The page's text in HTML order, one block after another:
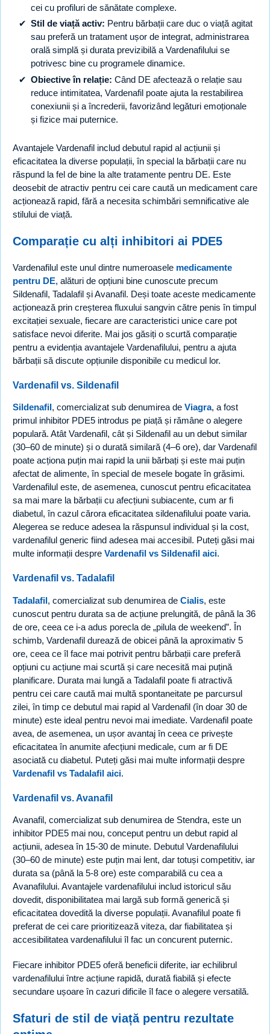
cei cu profiluri de sănătate complexe.
Stil de viață activ: Pentru bărbații care duc o viață agitat
sau preferă un tratament ușor de integrat, administrarea
orală simplă și durata previzibilă a Vardenafilului se
potrivesc bine cu programele dinamice.
Obiective în relație: Când DE afectează o relație sau
reduce intimitatea, Vardenafil poate ajuta la restabilirea
conexiunii și a încrederii, favorizând legături emoționale
și fizice mai puternice.
Avantajele Vardenafil includ debutul rapid al acțiunii și
eficacitatea la diverse populații, în special la bărbații care nu
răspund la fel de bine la alte tratamente pentru DE. Este
deosebit de atractiv pentru cei care caută un medicament care
acționează rapid, fără a necesita schimbări semnificative ale
stilului de viață.
Comparație cu alți inhibitori ai PDE5
Vardenafilul este unul dintre numeroasele medicamente
pentru DE, alături de opțiuni bine cunoscute precum
Sildenafil, Tadalafil și Avanafil. Deși toate aceste medicamente
acționează prin creșterea fluxului sangvin către penis în timpul
excitației sexuale, fiecare are caracteristici unice care pot
satisface nevoi diferite. Mai jos găsiți o scurtă comparație
pentru a evidenția avantajele Vardenafilului, pentru a ajuta
bărbații să discute opțiunile disponibile cu medicul lor.
Vardenafil vs. Sildenafil
Sildenafil, comercializat sub denumirea de Viagra, a fost
primul inhibitor PDE5 introdus pe piață și rămâne o alegere
populară. Atât Vardenafil, cât și Sildenafil au un debut similar
(30–60 de minute) și o durată similară (4–6 ore), dar Vardenafil
poate acționa puțin mai rapid la unii bărbați și este mai puțin
afectat de alimente, în special de mesele bogate în grăsimi.
Vardenafilul este, de asemenea, cunoscut pentru eficacitatea
sa mai mare la bărbații cu afecțiuni subiacente, cum ar fi
diabetul, în cazul cărora eficacitatea sildenafilului poate varia.
Alegerea se reduce adesea la răspunsul individual și la cost,
vardenafilul generic fiind adesea mai accesibil. Puteți găsi mai
multe informații despre Vardenafil vs Sildenafil aici.
Vardenafil vs. Tadalafil
Tadalafil, comercializat sub denumirea de Cialis, este
cunoscut pentru durata sa de acțiune prelungită, de până la 36
de ore, ceea ce i-a adus porecla de „pilula de weekend”. În
schimb, Vardenafil durează de obicei până la aproximativ 5
ore, ceea ce îl face mai potrivit pentru bărbații care preferă
opțiuni cu acțiune mai scurtă și care necesită mai puțină
planificare. Durata mai lungă a Tadalafil poate fi atractivă
pentru cei care caută mai multă spontaneitate pe parcursul
zilei, în timp ce debutul mai rapid al Vardenafil (în doar 30 de
minute) este ideal pentru nevoi mai imediate. Vardenafil poate
avea, de asemenea, un ușor avantaj în ceea ce privește
eficacitatea în anumite afecțiuni medicale, cum ar fi DE
asociată cu diabetul. Puteți găsi mai multe informații despre
Vardenafil vs Tadalafil aici.
Vardenafil vs. Avanafil
Avanafil, comercializat sub denumirea de Stendra, este un
inhibitor PDE5 mai nou, conceput pentru un debut rapid al
acțiunii, adesea în 15-30 de minute. Debutul Vardenafilului
(30–60 de minute) este puțin mai lent, dar totuși competitiv, iar
durata sa (până la 5-8 ore) este comparabilă cu cea a
Avanafilului. Avantajele vardenafilului includ istoricul său
dovedit, disponibilitatea mai largă sub formă generică și
eficacitatea dovedită la diverse populații. Avanafilul poate fi
preferat de cei care prioritizează viteza, dar fiabilitatea și
accesibilitatea vardenafilului îl fac un concurent puternic.
Fiecare inhibitor PDE5 oferă beneficii diferite, iar echilibrul
vardenafilului între acțiune rapidă, durată fiabilă și efecte
secundare ușoare în cazuri dificile îl face o alegere versatilă.
Sfaturi de stil de viață pentru rezultate